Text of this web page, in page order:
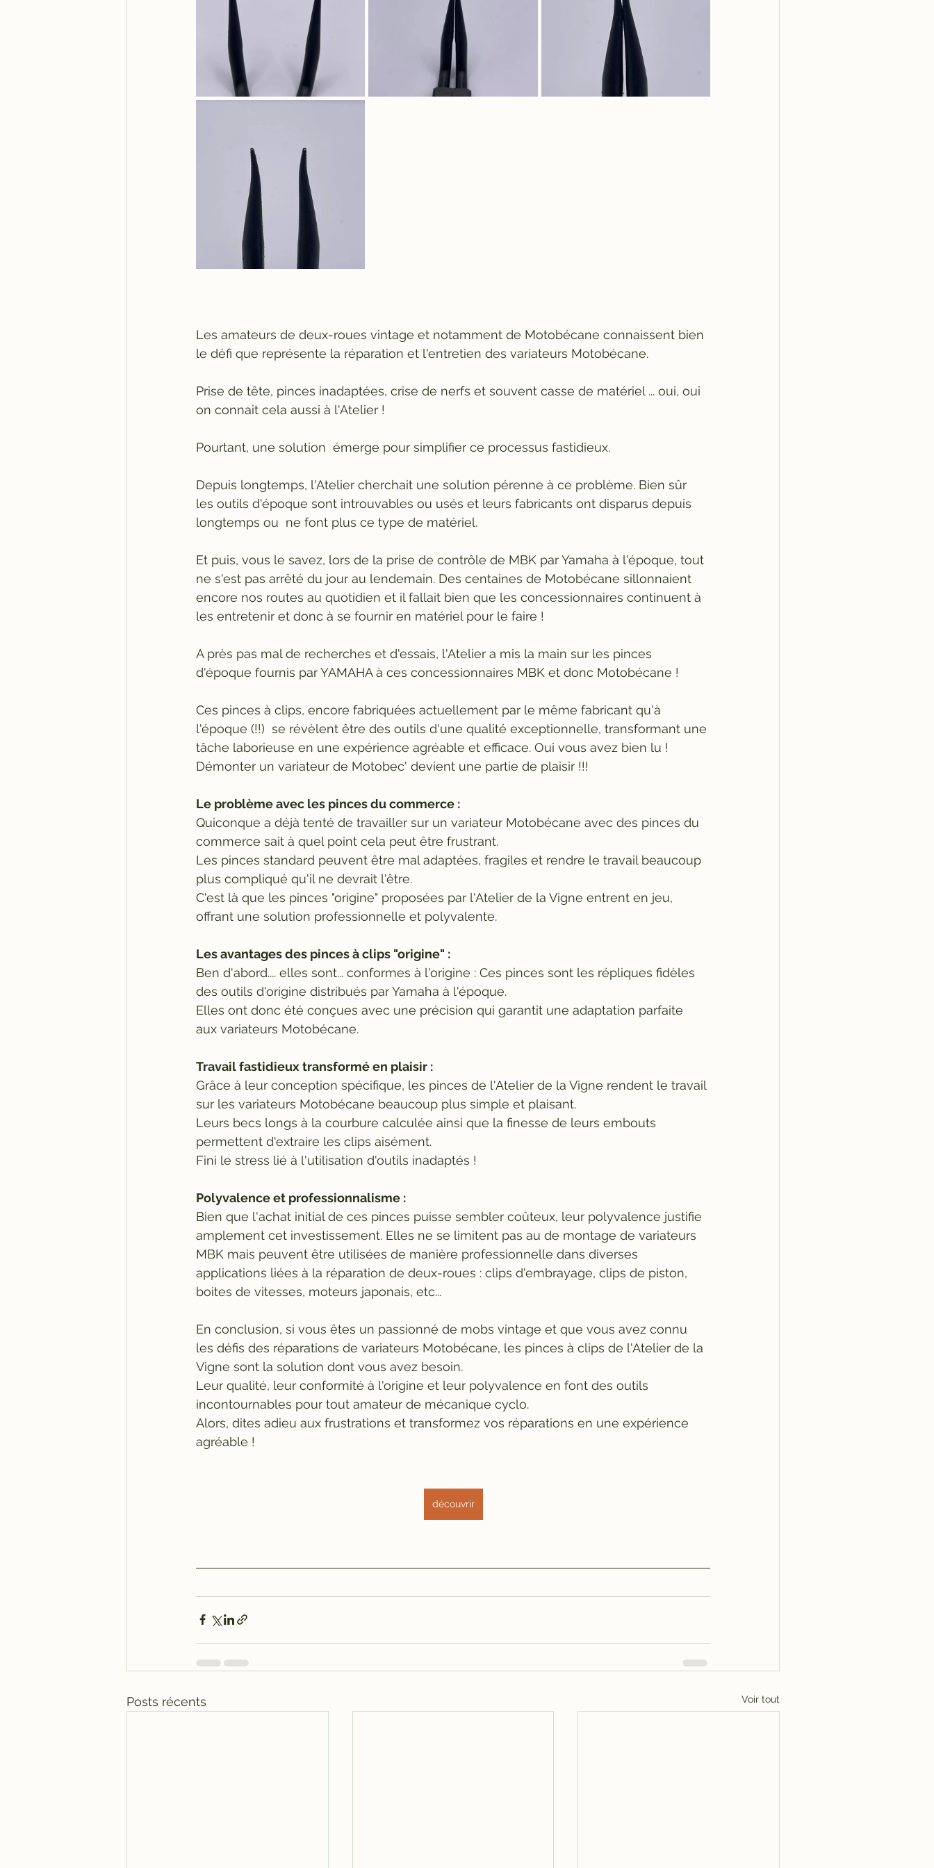
Les amateurs de deux-roues vintage et notamment de Motobécane connaissent bien
le défi que représente la réparation et l'entretien des variateurs Motobécane.
Prise de tête, pinces inadaptées, crise de nerfs et souvent casse de matériel ... oui, oui
on connait cela aussi à l'Atelier !
Pourtant, une solution  émerge pour simplifier ce processus fastidieux.
Depuis longtemps, l'Atelier cherchait une solution pérenne à ce problème. Bien sûr
les outils d'époque sont introuvables ou usés et leurs fabricants ont disparus depuis
longtemps ou  ne font plus ce type de matériel.
Et puis, vous le savez, lors de la prise de contrôle de MBK par Yamaha à l'époque, tout
ne s'est pas arrêté du jour au lendemain. Des centaines de Motobécane sillonnaient
encore nos routes au quotidien et il fallait bien que les concessionnaires continuent à
les entretenir et donc à se fournir en matériel pour le faire !
A près pas mal de recherches et d'essais, l'Atelier a mis la main sur les pinces
d'époque fournis par YAMAHA à ces concessionnaires MBK et donc Motobécane !
Ces pinces à clips, encore fabriquées actuellement par le même fabricant qu'à
l'époque (!!)  se révèlent être des outils d'une qualité exceptionnelle, transformant une
tâche laborieuse en une expérience agréable et efficace. Oui vous avez bien lu !
Démonter un variateur de Motobec' devient une partie de plaisir !!!
Le problème avec les pinces du commerce :
Quiconque a déjà tenté de travailler sur un variateur Motobécane avec des pinces du
commerce sait à quel point cela peut être frustrant.
Les pinces standard peuvent être mal adaptées, fragiles et rendre le travail beaucoup
plus compliqué qu'il ne devrait l'être.
C'est là que les pinces "origine" proposées par l'Atelier de la Vigne entrent en jeu,
offrant une solution professionnelle et polyvalente.
Les avantages des pinces à clips "origine" :
Ben d'abord.... elles sont... conformes à l'origine : Ces pinces sont les répliques fidèles
des outils d'origine distribués par Yamaha à l'époque.
Elles ont donc été conçues avec une précision qui garantit une adaptation parfaite
aux variateurs Motobécane.
Travail fastidieux transformé en plaisir :
Grâce à leur conception spécifique, les pinces de l'Atelier de la Vigne rendent le travail
sur les variateurs Motobécane beaucoup plus simple et plaisant.
Leurs becs longs à la courbure calculée ainsi que la finesse de leurs embouts
permettent d'extraire les clips aisément.
Fini le stress lié à l'utilisation d'outils inadaptés !
Polyvalence et professionnalisme :
Bien que l'achat initial de ces pinces puisse sembler coûteux, leur polyvalence justifie
amplement cet investissement. Elles ne se limitent pas au de montage de variateurs
MBK mais peuvent être utilisées de manière professionnelle dans diverses
applications liées à la réparation de deux-roues : clips d'embrayage, clips de piston,
boites de vitesses, moteurs japonais, etc...
En conclusion, si vous êtes un passionné de mobs vintage et que vous avez connu
les défis des réparations de variateurs Motobécane, les pinces à clips de l'Atelier de la
Vigne sont la solution dont vous avez besoin.
Leur qualité, leur conformité à l'origine et leur polyvalence en font des outils
incontournables pour tout amateur de mécanique cyclo.
Alors, dites adieu aux frustrations et transformez vos réparations en une expérience
agréable !
découvrir
Posts récents Voir tout